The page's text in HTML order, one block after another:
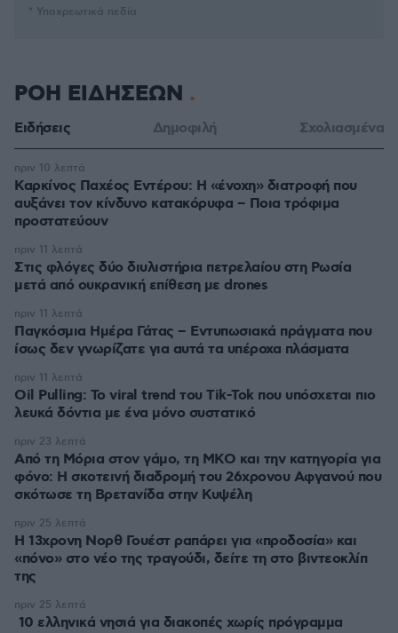
* Υποχρεωτικά πεδία
ΡΟΗ ΕΙΔΗΣΕΩΝ
Ειδήσεις Δημοφιλή Σχολιασμένα
Καρκίνος Παχέος Εντέρου: Η «ένοχη» διατροφή που
αυξάνει τον κίνδυνο κατακόρυφα – Ποια τρόφιμα
προστατεύουν
πριν 10 λεπτά
Στις φλόγες δύο διυλιστήρια πετρελαίου στη Ρωσία
μετά από ουκρανική επίθεση με drones
πριν 11 λεπτά
Παγκόσμια Ημέρα Γάτας – Εντυπωσιακά πράγματα που
ίσως δεν γνωρίζατε για αυτά τα υπέροχα πλάσματα
πριν 11 λεπτά
Oil Pulling: To viral trend του Tik-Tok που υπόσχεται πιο
λευκά δόντια με ένα μόνο συστατικό
πριν 11 λεπτά
Από τη Μόρια στον γάμο, τη ΜΚΟ και την κατηγορία για
φόνο: Η σκοτεινή διαδρομή του 26χρονου Αφγανού που
σκότωσε τη Βρετανίδα στην Κυψέλη
πριν 23 λεπτά
Η 13χρονη Νορθ Γουέστ ραπάρει για «προδοσία» και
«πόνο» στο νέο της τραγούδι, δείτε τη στο βιντεοκλίπ
της
πριν 25 λεπτά
10 ελληνικά νησιά για διακοπές χωρίς πρόγραμμα
πριν 25 λεπτά